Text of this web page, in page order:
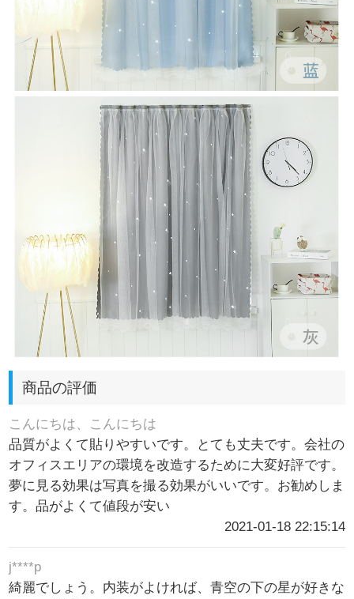
商品の評価
こんにちは、こんにちは
品質がよくて貼りやすいです。とても丈夫です。会社の
オフィスエリアの環境を改造するために大変好評です。
夢に見る効果は写真を撮る効果がいいです。お勧めしま
す。品がよくて値段が安い
2021-01-18 22:15:14
j****p
綺麗でしょう。内装がよければ、青空の下の星が好きな